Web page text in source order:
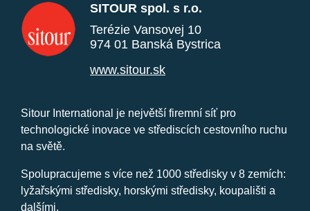
SITOUR spol. s r.o.
Terézie Vansovej 10
974 01 Banská Bystrica
www.sitour.sk
Sitour International je největší firemní síť pro
technologické inovace ve střediscích cestovního ruchu
na světě.
Spolupracujeme s více než 1000 středisky v 8 zemích:
lyžařskými středisky, horskými středisky, koupališti a
dalšími.